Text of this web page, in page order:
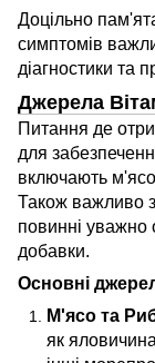
Доцільно
симптомів
діагностики та
Джерела
Питання де
для
включають
Також важливо
повинні уважно
добавки.
Основні
М'ясо та
як